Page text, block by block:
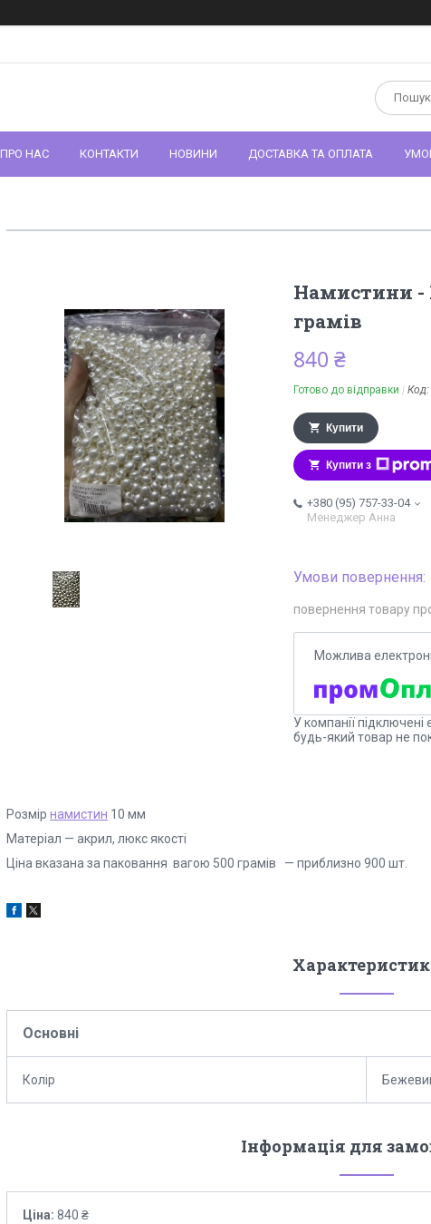
ПРО НАС КОНТАКТИ НОВИНИ ДОСТАВКА ТА ОПЛАТА
Намистини -
грамів
840 ₴
Готово до відправки Код:
Купити
Купити з
+380 (95) 757-33-04
Менеджер Анна
повернення товару
У компанії
будь-який товар не
Розмір намистин 10 мм
Матеріал — акрил, люкс якості
Ціна вказана за паковання вагою 500 грамів — приблизно 900 шт.
Основні
Колір
Інформація для
Ціна: 840 ₴